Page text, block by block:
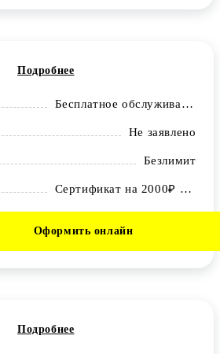
Подробнее
Бесплатное обслуживание карты
Не заявлено
Безлимит
Сертификат на 2000₽ в ОЗОН
Оформить онлайн
Подробнее